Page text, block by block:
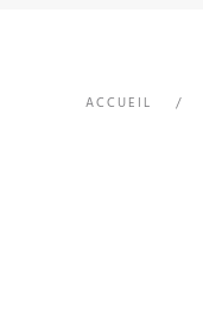
ACCUEIL